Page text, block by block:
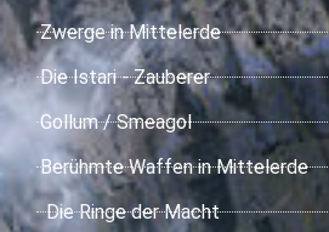
Zwerge in Mittelerde
Die Istari - Zauberer
Gollum / Smeagol
Berühmte Waffen in Mittelerde
Die Ringe der Macht